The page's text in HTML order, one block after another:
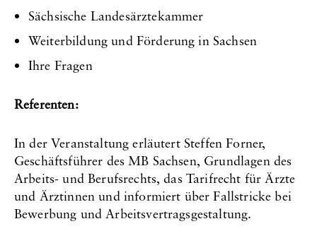
Sächsische Landesärztekammer
Weiterbildung und Förderung in Sachsen
Ihre Fragen
Referenten:
In der Veranstaltung erläutert Steffen Forner,
Geschäftsführer des MB Sachsen, Grundlagen des
Arbeits- und Berufsrechts, das Tarifrecht für Ärzte
und Ärztinnen und informiert über Fallstricke bei
Bewerbung und Arbeitsvertragsgestaltung.